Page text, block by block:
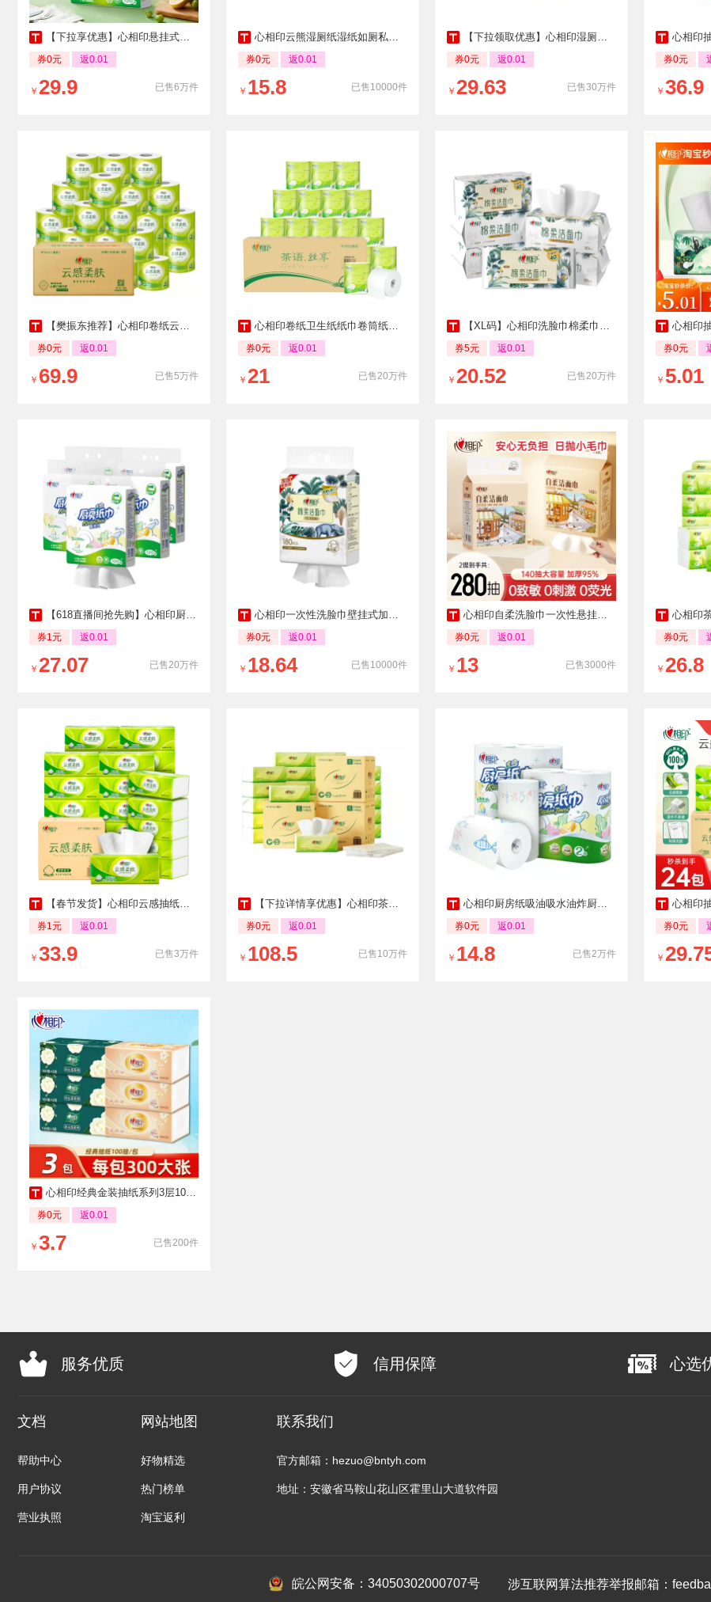
【下拉享优惠】心相印悬挂式厨房纸吸油吸水纸食品级专用吸水纸巾
券0元 返0.01
已售6万件
￥ 29.9
心相印云熊湿厕纸湿纸如厕私处擦屁屁杀菌清洁卫生湿巾80抽2包
券0元 返0.01
已售10000件
￥ 15.8
【下拉领取优惠】心相印湿厕纸杀菌女士湿巾厕所湿纸巾纸80抽5包
券0元 返0.01
已售30万件
￥ 29.63
心相印抽纸茶语卫
券0元
￥ 36.9
【樊振东推荐】心相印卷纸云感柔肤加厚卷筒纸150g24卷卫生纸家用
券0元 返0.01
已售5万件
￥ 69.9
心相印卷纸卫生纸纸巾卷筒纸有芯卷纸4层家用实惠装整箱囤货厕纸
券0元 返0.01
已售20万件
￥ 21
【XL码】心相印洗脸巾棉柔巾洁面巾一次性抽取擦脸巾亲肤加厚加大
券5元 返0.01
已售20万件
￥ 20.52
心相印抽纸茶语丝
券0元
￥ 5.01
【618直播间抢先购】心相印厨房用纸悬挂食品级厨房抽纸120抽5提
券1元 返0.01
已售20万件
￥ 27.07
心相印一次性洗脸巾壁挂式加大加厚XL码悬挂式棉柔巾洁面巾擦脸巾
券0元 返0.01
已售10000件
￥ 18.64
心相印自柔洗脸巾一次性悬挂式棉柔洁面巾加厚L码壁挂式擦脸巾
券0元 返0.01
已售3000件
￥ 13
心相印茶香经典
券0元
￥ 26.8
【春节发货】心相印云感抽纸纸巾家用实惠装餐巾纸整箱面巾纸24包
券1元 返0.01
已售3万件
￥ 33.9
【下拉详情享优惠】心相印茶语丝享抽纸3层110抽72包卫生纸餐巾纸
券0元 返0.01
已售10万件
￥ 108.5
心相印厨房纸吸油吸水油炸厨房用纸加厚食物专用纸巾卷纸4大卷
券0元 返0.01
已售2万件
￥ 14.8
心相印抽纸云感纸
券0元
￥
心相印经典金装抽纸系列3层100抽家用实惠装卫生纸面巾纸餐巾纸抽
券0元 返0.01
已售200件
￥ 3.7
服务优质 信用保障 心选
文档
帮助中心
用户协议
营业执照
网站地图
好物精选
热门榜单
淘宝返利
联系我们
官方邮箱：hezuo@bntyh.com
地址：安徽省马鞍山花山区霍里山大道软件园
皖公网安备：34050302000707号 涉互联网算法推荐举报邮箱：